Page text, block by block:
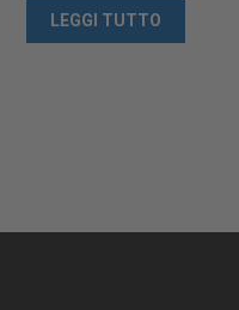
LEGGI TUTTO